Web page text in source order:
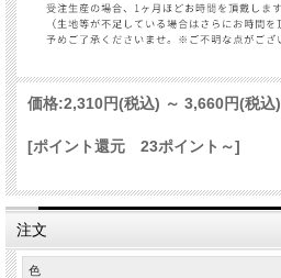
価格:2,310円(税込) ～ 3,660円(税込)
[ポイント還元 23ポイント～]
注文
色